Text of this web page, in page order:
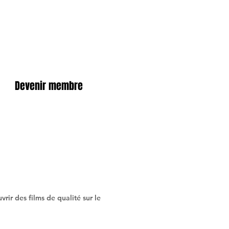
Devenir membre
des films de qualité sur le